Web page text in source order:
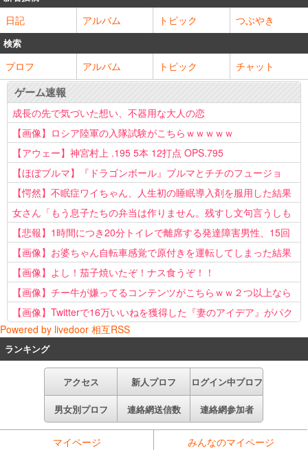
日記 アルバム トピック つぶやき
検索
プロフ アルバム トピック チャット
ゲーム速報
成長の先で気づいた想い、不器用な大人の恋
【画像】ロシア陸軍の入隊試験がこちらｗｗｗｗｗ
【アウェー】神宮村上 .195 5本 12打点 OPS.795
【ほぼブルマ】『ドラゴンボール』ブルマとチチのフュージョ
ン、クッソ可愛すぎるwwwwwww
【愕然】不眠症ワイちゃん、人生初の睡眠導入剤を服用した結果
ｗｗｗｗ
女さん「もう息子たちの弁当は作りません。残すし文句言うしも
う知らない！」
【悲報】1時間につき20分トイレで離席する発達障害男性、15回
以上転職を重ねてしまう
【画像】お婆ちゃん自転車感覚で原付きを運転してしまった結果
www
【画像】よし！茄子焼いたぞ！ナス食うぞ！！
【画像】チー牛が嫌ってるコンテンツがこちらｗｗ２つ以上なら
確定ｗｗ
【画像】Twitterで16万いいねを獲得した『妻のアイデア』がパク
リで草www
Powered by livedoor 相互RSS
ランキング
アクセス 新人プロフ ログイン中プロフ
男女別プロフ 連絡網送信数 連絡網参加者
マイページ みんなのマイページ